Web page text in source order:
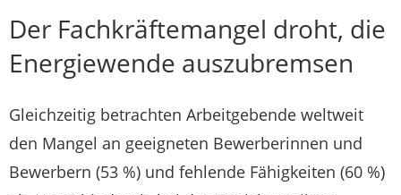
Der Fachkräftemangel droht, die
Energiewende auszubremsen
Gleichzeitig betrachten Arbeitgebende weltweit
den Mangel an geeigneten Bewerberinnen und
Bewerbern (53 %) und fehlende Fähigkeiten (60 %)